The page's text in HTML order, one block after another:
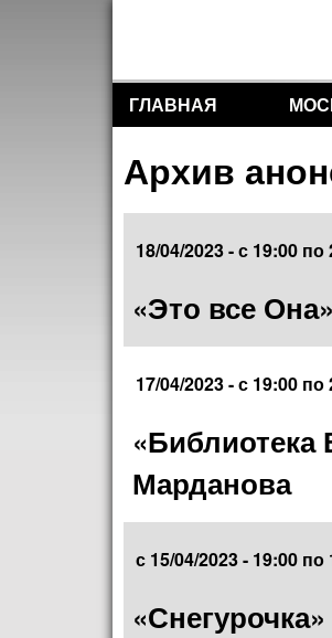
Разделы сайта
ГЛАВНАЯ
Архив
18/04/2023 -с 19:00 по
«Это все
17/04/2023 -с 19:00 по
«Библиотека
Марданова
с 15/04/2023 - 19:00 по